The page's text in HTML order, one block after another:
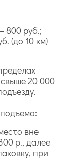
800 руб.;
(до 10 км)
20 000
вне
р., далее
при